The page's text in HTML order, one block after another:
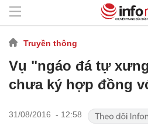
Truyền thông
Vụ "ngáo đá tự
chưa ký hợp đồng
31/08/2016 - 12:58